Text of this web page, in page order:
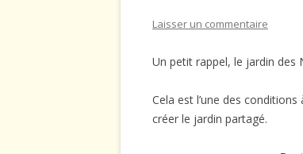
Laisser un commentaire
Un petit rappel, le jardin des
Cela est l’une des
créer le jardin partagé.